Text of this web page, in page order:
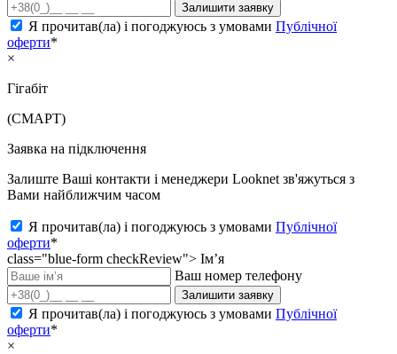
Залишити заявку
Я прочитав(ла) і погоджуюсь з умовами Публічної
оферти*
×
Гігабіт
(СМАРТ)
Заявка на підключення
Залиште Ваші контакти і менеджери Looknet зв'яжуться з
Вами найближчим часом
Я прочитав(ла) і погоджуюсь з умовами Публічної
оферти*
class="blue-form checkReview"> Ім’я
Ваш номер телефону
Залишити заявку
Я прочитав(ла) і погоджуюсь з умовами Публічної
оферти*
×